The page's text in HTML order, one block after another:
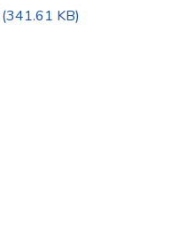
(341.61 KB)